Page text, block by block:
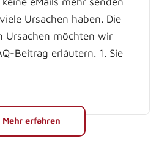
Ursachen haben. Die
Ursachen möchten wir
Beitrag erläutern. 1. Sie
Mehr erfahren